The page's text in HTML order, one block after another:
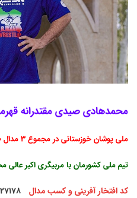
محمدهادی صیدی مقتدرانه
ملی پوشان خوزستانی در مجموع 3 مدال طلا و یک نشان برنز کسب نمودند .
تیم ملی کشورمان با مربیگری اکبر
کد افتخار آفرینی و کسب مدال